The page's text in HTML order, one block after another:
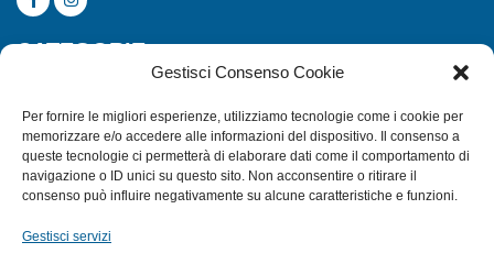
Gestisci Consenso Cookie
Per fornire le migliori esperienze, utilizziamo tecnologie come i cookie per
memorizzare e/o accedere alle informazioni del dispositivo. Il consenso a
queste tecnologie ci permetterà di elaborare dati come il comportamento di
navigazione o ID unici su questo sito. Non acconsentire o ritirare il
consenso può influire negativamente su alcune caratteristiche e funzioni.
Gestisci servizi
CATEGORIE
MULINELLI
CANNE
ACCESSORI NAUTICI